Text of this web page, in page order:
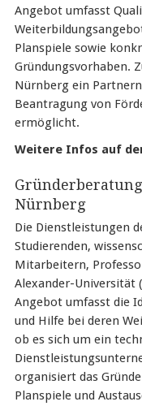
Angebot umfasst
Planspiele sowie
Gründungsvorhaben.
Nürnberg ein
Beantragung von
ermöglicht.
Weitere Infos auf
Nürnberg
Die Dienstleistungen
Studierenden,
Mitarbeitern,
Alexander-Universität
Angebot umfasst die
und Hilfe bei deren
ob es sich um ein
organisiert das
Planspiele und